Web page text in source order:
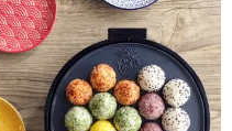
mall, 真的要避開假日及人潮，覺
得好多人呀。。交通好阻塞！ 門
口會有工作人員管理客數及監督
使用乾洗手後才能入內逛街，建
議大家還是記得戴口罩，因為店
內蠻多人都不戴口罩了！店裡不